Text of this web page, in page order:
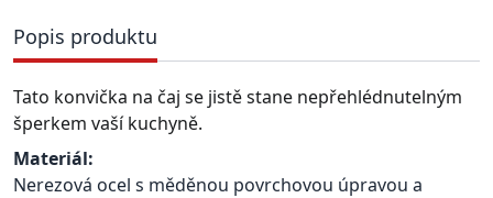
Popis produktu
Tato konvička na čaj se jistě stane nepřehlédnutelným
šperkem vaší kuchyně.
Materiál:
Nerezová ocel s měděnou povrchovou úpravou a